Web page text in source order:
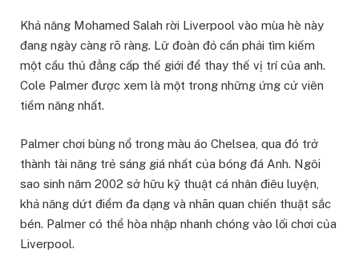
Khả năng Mohamed Salah rời Liverpool vào mùa hè này
đang ngày càng rõ ràng. Lữ đoàn đỏ cần phải tìm kiếm
một cầu thủ đẳng cấp thế giới để thay thế vị trí của anh.
Cole Palmer được xem là một trong những ứng cử viên
tiềm năng nhất.
Palmer chơi bùng nổ trong màu áo Chelsea, qua đó trở
thành tài năng trẻ sáng giá nhất của bóng đá Anh. Ngôi
sao sinh năm 2002 sở hữu kỹ thuật cá nhân điêu luyện,
khả năng dứt điểm đa dạng và nhãn quan chiến thuật sắc
bén. Palmer có thể hòa nhập nhanh chóng vào lối chơi của
Liverpool.